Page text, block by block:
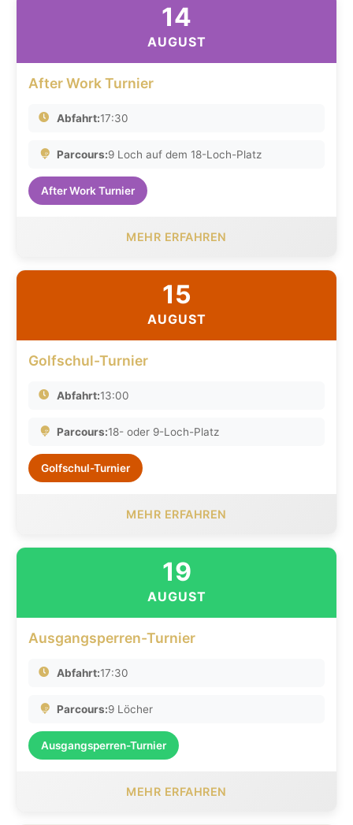
14
AUGUST
After Work Turnier
Abfahrt:17:30
Parcours:9 Loch auf dem 18-Loch-Platz
After Work Turnier
MEHR ERFAHREN
15
AUGUST
Golfschul-Turnier
Abfahrt:13:00
Parcours:18- oder 9-Loch-Platz
Golfschul-Turnier
MEHR ERFAHREN
19
AUGUST
Ausgangsperren-Turnier
Abfahrt:17:30
Parcours:9 Löcher
Ausgangsperren-Turnier
MEHR ERFAHREN